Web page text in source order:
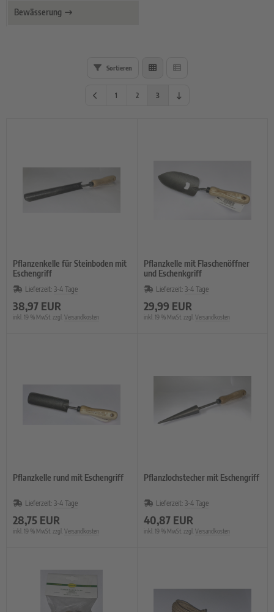
Bewässerung
Sortieren
1 2 3
Pflanzenkelle für Steinboden mit
Eschengriff
Lieferzeit: 3-4 Tage
38,97 EUR
inkl. 19 % MwSt. zzgl. Versandkosten
Pflanzkelle mit Flaschenöffner
und Eschenkgriff
Lieferzeit: 3-4 Tage
29,99 EUR
inkl. 19 % MwSt. zzgl. Versandkosten
Pflanzkelle rund mit Eschengriff
Lieferzeit: 3-4 Tage
28,75 EUR
inkl. 19 % MwSt. zzgl. Versandkosten
Pflanzlochstecher mit Eschengriff
Lieferzeit: 3-4 Tage
40,87 EUR
inkl. 19 % MwSt. zzgl. Versandkosten